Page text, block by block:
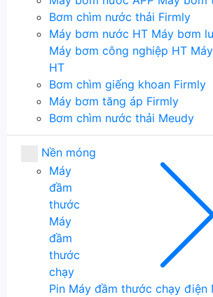
Bơm chìm nước thải Firmly
Máy bơm nước HT Máy bơm
Máy bơm công nghiệp HT
HT
Bơm chìm giếng khoan Firmly
Máy bơm tăng áp Firmly
Bơm chìm nước thải Meudy
Nền móng
Máy
đầm
thước
Máy
đầm
thước
chạy
Pin Máy đầm thước chạy điện